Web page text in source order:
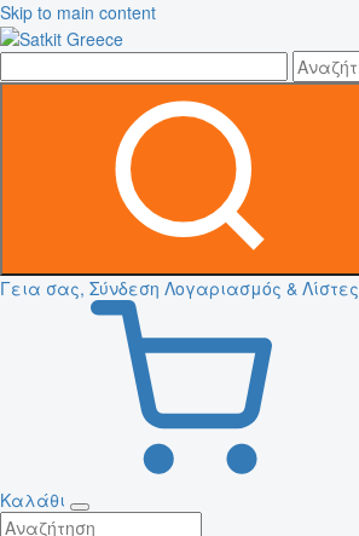
Skip to main content
Γεια σας, Σύνδεση Λογαριασμός & Λίστες
Καλάθι